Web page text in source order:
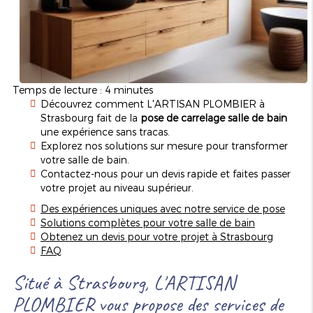
Temps de lecture : 4 minutes
Découvrez comment L'ARTISAN PLOMBIER à
Strasbourg fait de la pose de carrelage salle de bain
une expérience sans tracas.
Explorez nos solutions sur mesure pour transformer
votre salle de bain.
Contactez-nous pour un devis rapide et faites passer
votre projet au niveau supérieur.
Des expériences uniques avec notre service de pose
Solutions complètes pour votre salle de bain
Obtenez un devis pour votre projet à Strasbourg
FAQ
Situé à Strasbourg, L'ARTISAN
PLOMBIER vous propose des services de